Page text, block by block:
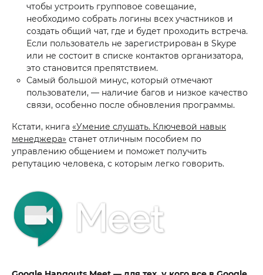
чтобы устроить групповое совещание,
необходимо собрать логины всех участников и
создать общий чат, где и будет проходить встреча.
Если пользователь не зарегистрирован в Skype
или не состоит в списке контактов организатора,
это становится препятствием.
Самый большой минус, который отмечают
пользователи, — наличие багов и низкое качество
связи, особенно после обновления программы.
Кстати, книга «Умение слушать. Ключевой навык
менеджера» станет отличным пособием по
управлению общением и поможет получить
репутацию человека, с которым легко говорить.